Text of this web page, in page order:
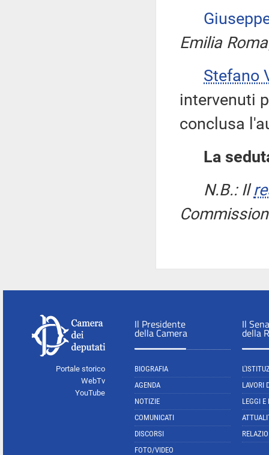
Emilia
Stefano
intervenuti
conclusa
La
N.B.: Il
Portale storico
WebTv
YouTube
Il Presidente
della Camera
BIOGRAFIA
AGENDA
NOTIZIE
COMUNICATI
DISCORSI
FOTO/VIDEO
Il
della
LAVORI
LEGGI E